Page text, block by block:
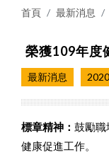
首頁 最新消息
榮獲109年度
最新消息
標章精神： 鼓勵職
健康促進工作。